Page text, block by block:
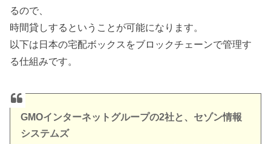
るので、
時間貸しするということが可能になります。
以下は日本の宅配ボックスをブロックチェーンで管理す
る仕組みです。
GMOインターネットグループの2社と、セゾン情報
システムズ